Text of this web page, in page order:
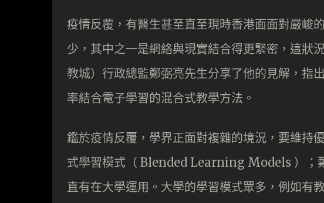
疫情反覆，有醫生甚至直至現時香港面面對嚴峻
少，其中之一是網絡與現實結合得更緊密，這狀
教城）行政總監鄭弼亮先生分享了他的見解，指
率結合電子學習的混合式教學方法。
鑑於疫情反覆，學界正面對複雜的境況，要維持
式學習模式（ Blended Learning Models ）；
直有在大學運用。大學的學習模式眾多，例如有